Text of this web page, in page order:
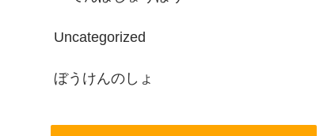
Uncategorized
ぼうけんのしょ